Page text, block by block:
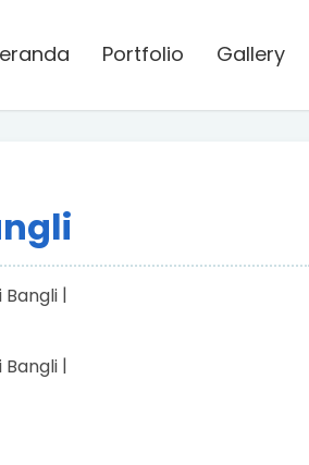
Portfolio Gallery
|
|